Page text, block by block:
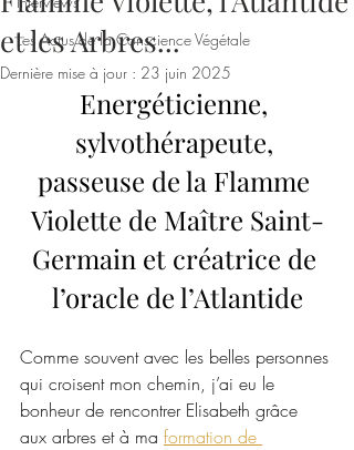
Les Actus de la Conscience Végétale
et les Arbres...
Dernière mise à jour : 23 juin 2025
Energéticienne,
sylvothérapeute,
passeuse de la Flamme
Violette de Maître Saint-
Germain et créatrice de
l’oracle de l’Atlantide
Comme souvent avec les belles personnes
qui croisent mon chemin, j’ai eu le
bonheur de rencontrer Elisabeth grâce
aux arbres et à ma formation de